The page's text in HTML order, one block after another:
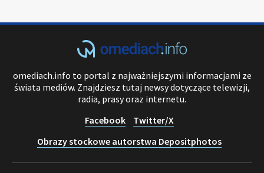
omediach.info to portal z najważniejszymi informacjami ze
świata mediów. Znajdziesz tutaj newsy dotyczące telewizji,
radia, prasy oraz internetu.
Facebook
Twitter/X
Obrazy stockowe autorstwa Depositphotos